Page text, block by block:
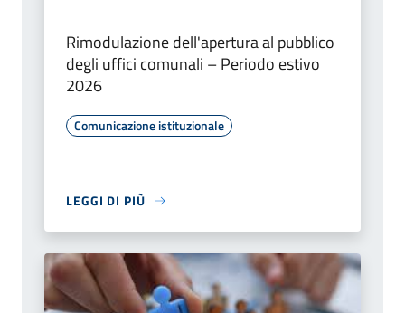
Rimodulazione dell'apertura al pubblico
degli uffici comunali – Periodo estivo
2026
Comunicazione istituzionale
LEGGI DI PIÙ